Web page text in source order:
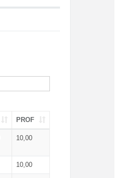
PROF
10,00
10,00